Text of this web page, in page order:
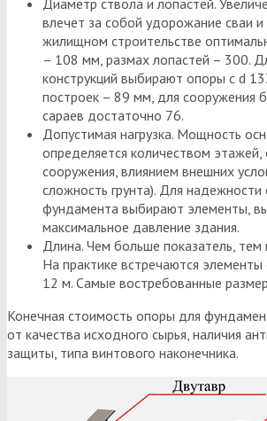
влечет за собой удорожание сваи и
жилищном строительстве
– 108 мм, размах лопастей – 300.
конструкций выбирают опоры с d
построек – 89 мм, для сооружения
сараев достаточно 76.
Допустимая нагрузка. Мощность
определяется количеством
сооружения, влиянием внешних
сложность грунта). Для надежности
фундамента выбирают элементы,
максимальное давление здания.
Длина. Чем больше показатель, тем
На практике встречаются
12 м. Самые востребованные
Конечная стоимость опоры для
от качества исходного сырья, наличия
защиты, типа винтового наконечника.